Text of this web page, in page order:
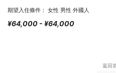
期望入住條件： 女性 男性 外國人
¥64,000 - ¥64,000